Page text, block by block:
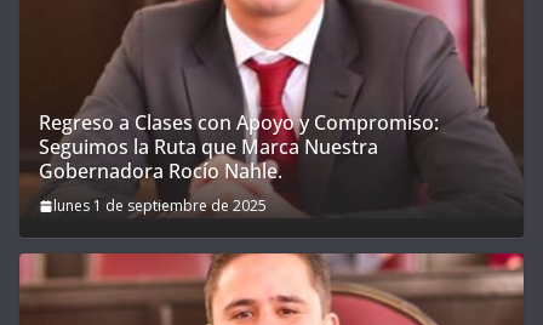
Regreso a Clases con Apoyo y Compromiso:
Seguimos la Ruta que Marca Nuestra
Gobernadora Rocío Nahle.
lunes 1 de septiembre de 2025